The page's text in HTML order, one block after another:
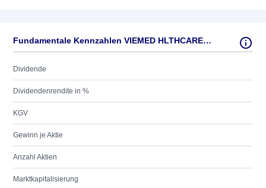
Fundamentale Kennzahlen VIEMED HLTHCARE INC. O.N.
Dividende
Dividendenrendite in %
KGV
Gewinn je Aktie
Anzahl Aktien
Marktkapitalisierung